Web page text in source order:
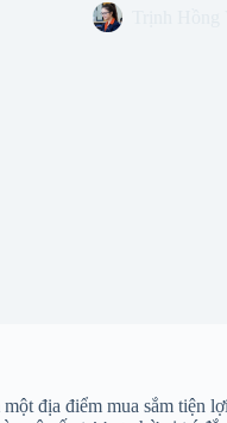
địa điểm mua sắm tiện